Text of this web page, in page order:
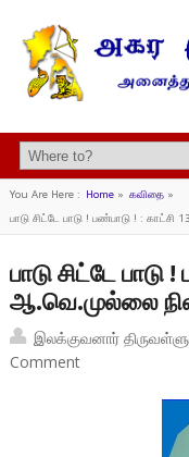
You Are Here : Home» கவிதை»
பாடு சிட்டே பாடு ! பண்பாடு ! :
பாடு சிட்டே பாடு
ஆ.வெ.முல்லை
இலக்குவனார்
Comment